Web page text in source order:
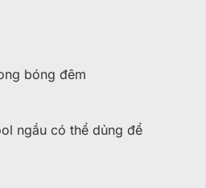
bóng đêm
ngầu có thể dủng để